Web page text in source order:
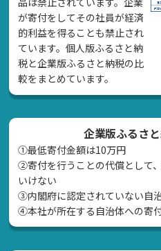
が寄付をしてその社員が経済
的利益を得ることも禁止され
ています。個人版ふるさと納
税と企業版ふるさと納税の比
較をまとめています。
企業版ふるさ
①最低寄付金額は10万円
②寄付を行うことの代償として
いけない
➂内閣府に認定されていない自
④本社が所在する自治体への寄